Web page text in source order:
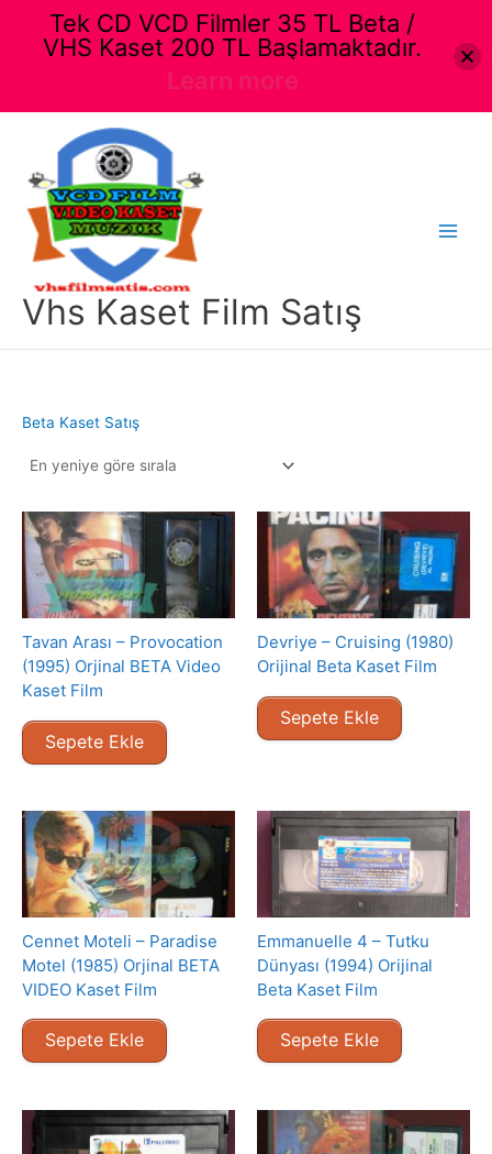
Vhs Kaset Film Satış
Beta Kaset Satış
Tavan Arası – Provocation
(1995) Orjinal BETA Video
Kaset Film
Sepete Ekle
Devriye – Cruising (1980)
Orijinal Beta Kaset Film
Sepete Ekle
Cennet Moteli – Paradise
Motel (1985) Orjinal BETA
VIDEO Kaset Film
Sepete Ekle
Emmanuelle 4 – Tutku
Dünyası (1994) Orijinal
Beta Kaset Film
Sepete Ekle
Tek CD VCD Filmler 35 TL Beta /
VHS Kaset 200 TL Başlamaktadır.
Learn more